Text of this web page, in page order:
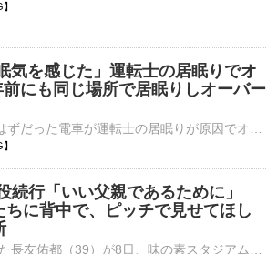
気を感じた」運転士の居眠りでオ
にも同じ場所で居眠りしオーバー
続行「いい父親であるために」
に背中で、ピッチで見せてほし